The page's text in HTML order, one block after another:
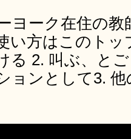
ヨーク在住の教
い方はこのト
る 2. 叫ぶ、と
ョンとして3.